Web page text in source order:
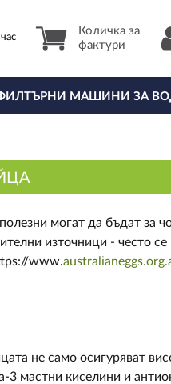
Количка за
фактури
МАШИНИ ЗА
могат да бъдат за
източници - често се
www.
не само осигуряват
мастни киселини и